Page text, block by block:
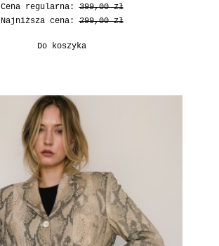
Cena regularna:399,00 zł
Najniższa cena:299,00 zł
Do koszyka